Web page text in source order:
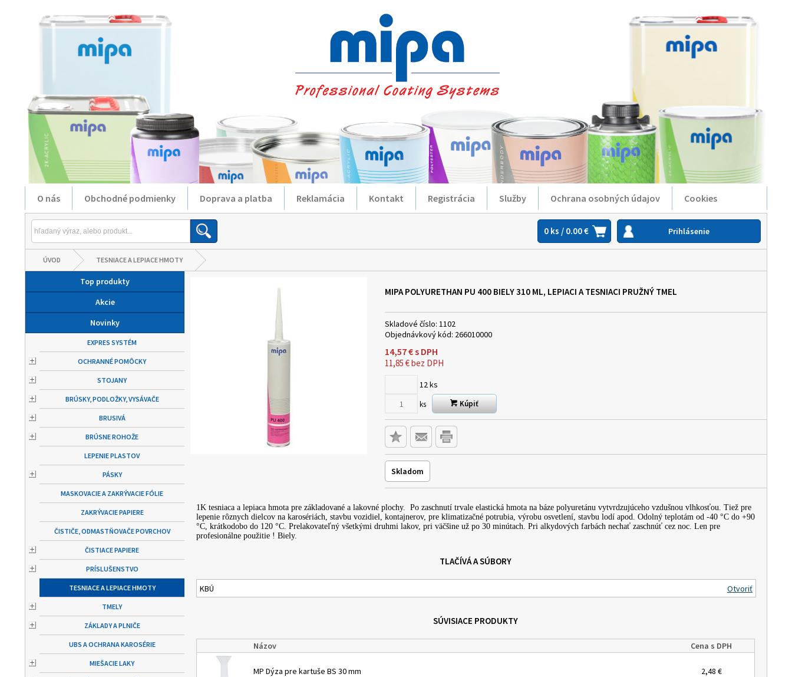
O nás Obchodné podmienky Doprava a platba Reklamácia Kontakt Registrácia Služby Ochrana osobných údajov Cookies
0 ks / 0.00 € Prihlásenie
ÚVOD TESNIACE A LEPIACE HMOTY
Top produkty
Akcie
Novinky
EXPRES SYSTÉM
OCHRANNÉ POMÔCKY
STOJANY
BRÚSKY, PODLOŽKY, VYSÁVAČE
BRUSIVÁ
BRÚSNE ROHOŽE
LEPENIE PLASTOV
PÁSKY
MASKOVACIE A ZAKRÝVACIE FÓLIE
ZAKRÝVACIE PAPIERE
ČISTIČE, ODMASTŇOVAČE POVRCHOV
ČISTIACE PAPIERE
PRÍSLUŠENSTVO
TESNIACE A LEPIACE HMOTY
TMELY
ZÁKLADY A PLNIČE
UBS A OCHRANA KAROSÉRIE
MIEŠACIE LAKY
MIPA POLYURETHAN PU 400 BIELY 310 ML, LEPIACI A TESNIACI PRUŽNÝ TMEL
Skladové číslo: 1102
Objednávkový kód: 266010000
14,57€s DPH
11,85 €bez DPH
12 ks
ks Kúpiť
Skladom
1K tesniaca a lepiaca hmota pre základované a lakovné plochy. Po zaschnutí trvale elastická hmota na báze polyuretánu vytvrdzujúceho vzdušnou vlhkosťou. Tiež pre
lepenie rôznych dielcov na karosériách, stavbu vozidiel, kontajnerov, pre klimatizačné potrubia, výrobu osvetlení, stavbu lodí apod. Odolný teplotám od -40 °C do +90
°C, krátkodobo do 120 °C. Prelakovateľný všetkými druhmi lakov, pri väčšine už po 30 minútach. Pri alkydových farbách nechať zaschnúť cez noc. Len pre
profesionálne použitie ! Biely.
TLAČÍVÁ A SÚBORY
KBÚ Otvoriť
SÚVISIACE PRODUKTY
Názov Cena s DPH
MP Dýza pre kartuše BS 30 mm 2,48 €